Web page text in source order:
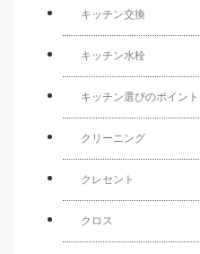
キッチン交換
キッチン水栓
キッチン選びのポイント
クリーニング
クレセント
クロス